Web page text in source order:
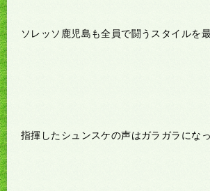
ソレッソ鹿児島も全員で闘うスタイルを
指揮したシュンスケの声はガラガラにな